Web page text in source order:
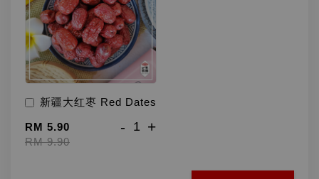
新疆大红枣 Red Dates
RM 5.90
RM 9.90
- +